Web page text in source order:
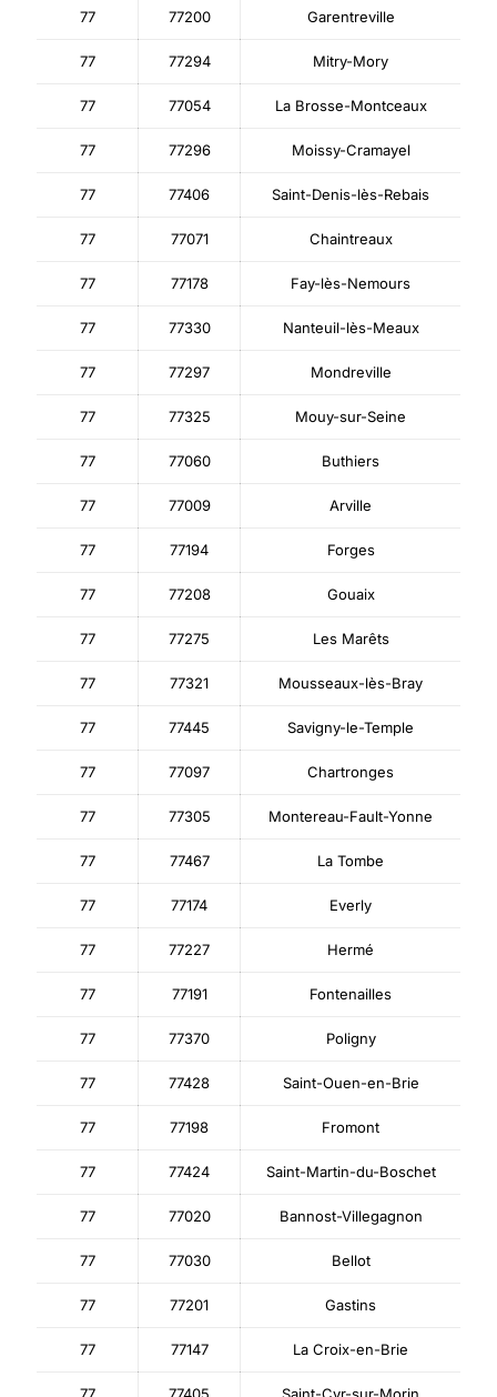
77 77200 Garentreville
77 77294 Mitry-Mory
77 77054 La Brosse-Montceaux
77 77296 Moissy-Cramayel
77 77406 Saint-Denis-lès-Rebais
77 77071 Chaintreaux
77 77178 Fay-lès-Nemours
77 77330 Nanteuil-lès-Meaux
77 77297 Mondreville
77 77325 Mouy-sur-Seine
77 77060 Buthiers
77 77009 Arville
77 77194 Forges
77 77208 Gouaix
77 77275 Les Marêts
77 77321 Mousseaux-lès-Bray
77 77445 Savigny-le-Temple
77 77097 Chartronges
77 77305 Montereau-Fault-Yonne
77 77467 La Tombe
77 77174 Everly
77 77227 Hermé
77 77191 Fontenailles
77 77370 Poligny
77 77428 Saint-Ouen-en-Brie
77 77198 Fromont
77 77424 Saint-Martin-du-Boschet
77 77020 Bannost-Villegagnon
77 77030 Bellot
77 77201 Gastins
77 77147 La Croix-en-Brie